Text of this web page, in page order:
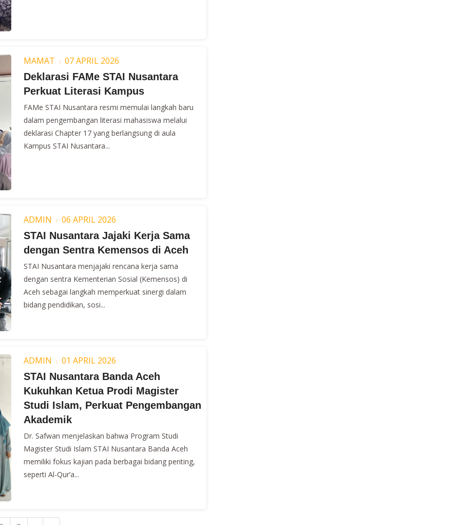
MAMAT
07 APRIL 2026
Deklarasi FAMe STAI Nusantara
Perkuat Literasi Kampus
FAMe STAI Nusantara resmi memulai langkah baru
dalam pengembangan literasi mahasiswa melalui
deklarasi Chapter 17 yang berlangsung di aula
Kampus STAI Nusantara...
ADMIN
06 APRIL 2026
STAI Nusantara Jajaki Kerja Sama
dengan Sentra Kemensos di Aceh
STAI Nusantara menjajaki rencana kerja sama
dengan sentra Kementerian Sosial (Kemensos) di
Aceh sebagai langkah memperkuat sinergi dalam
bidang pendidikan, sosi...
ADMIN
01 APRIL 2026
STAI Nusantara Banda Aceh
Kukuhkan Ketua Prodi Magister
Studi Islam, Perkuat Pengembangan
Akademik
Dr. Safwan menjelaskan bahwa Program Studi
Magister Studi Islam STAI Nusantara Banda Aceh
memiliki fokus kajian pada berbagai bidang penting,
seperti Al-Qur’a...